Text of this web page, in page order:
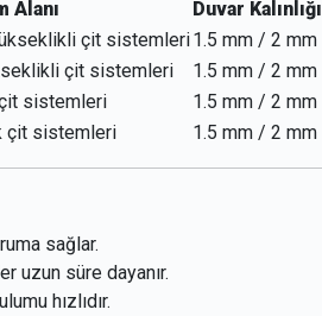
Alanı
Duvar Kalınlığı
çit sistemleri1.5 mm / 2 mm
çit sistemleri
1.5 mm / 2 mm
sistemleri
1.5 mm / 2 mm
çit sistemleri 1.5 mm / 2 mm
sağlar.
uzun süre dayanır.
hızlıdır.